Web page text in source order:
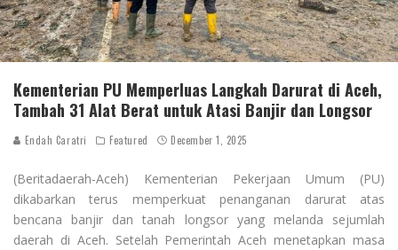
Kementerian PU Memperluas Langkah Darurat di Aceh,
Tambah 31 Alat Berat untuk Atasi Banjir dan Longsor
Endah Caratri Featured December 1, 2025
(Beritadaerah-Aceh) Kementerian Pekerjaan Umum (PU)
dikabarkan terus memperkuat penanganan darurat atas
bencana banjir dan tanah longsor yang melanda sejumlah
daerah di Aceh. Setelah Pemerintah Aceh menetapkan masa